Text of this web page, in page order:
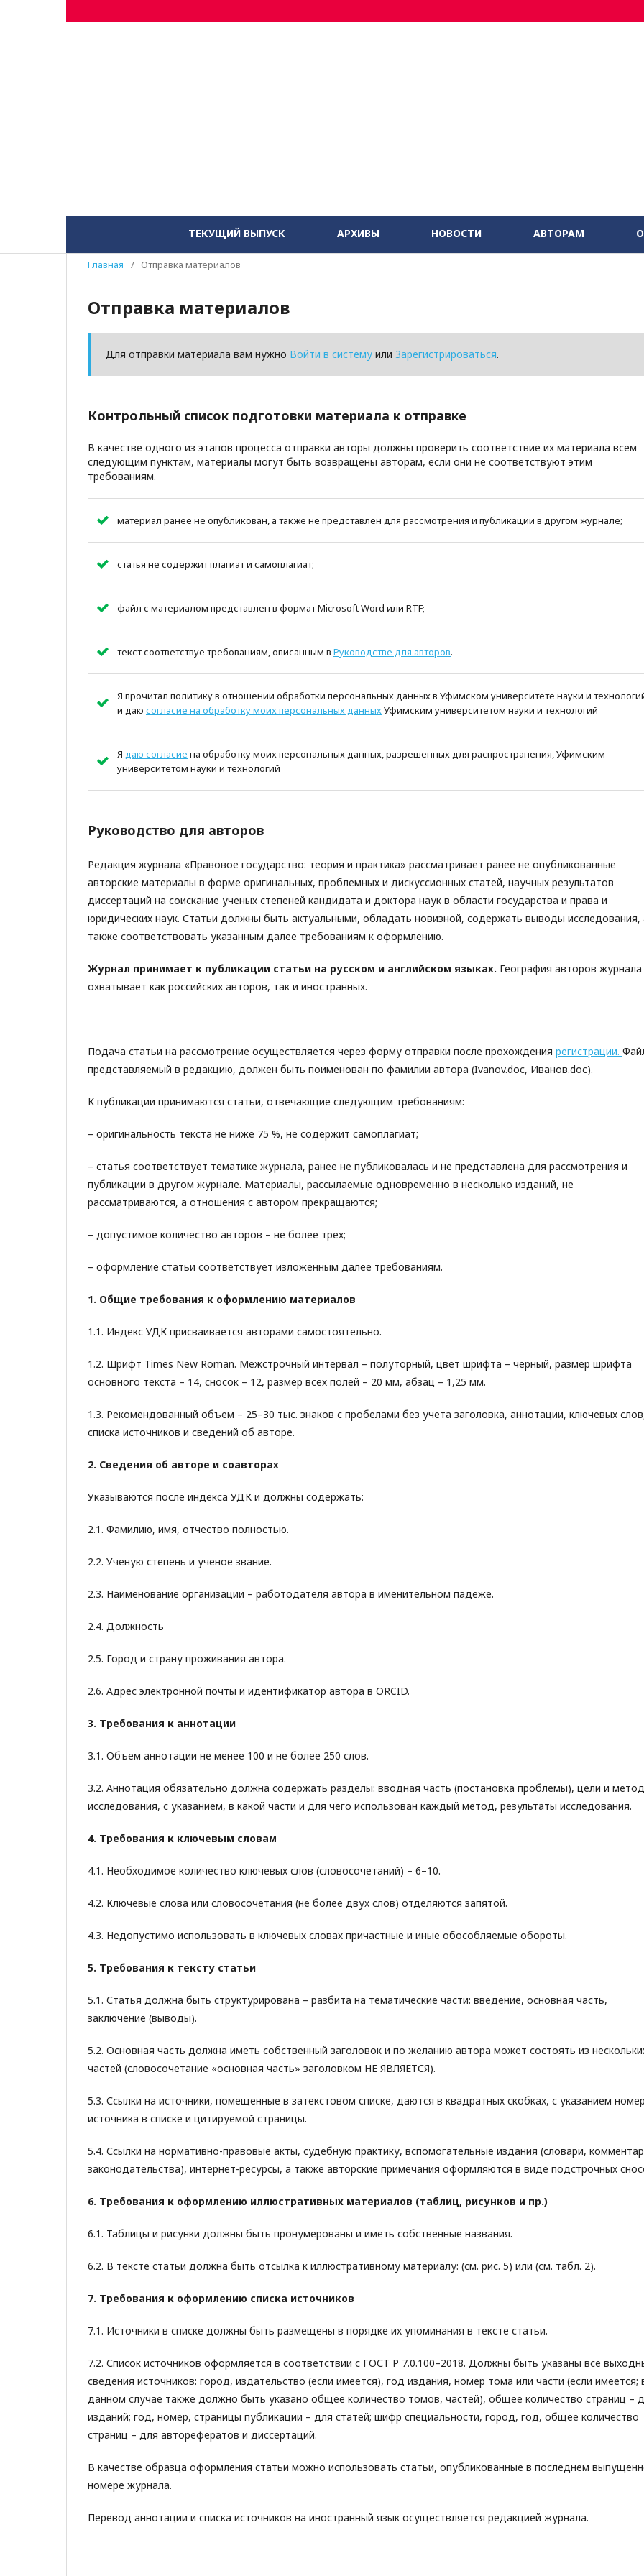
ТЕКУЩИЙ ВЫПУСК АРХИВЫ НОВОСТИ АВТОРАМ
Главная / Отправка материалов
Отправка материалов
Для отправки материала вам нужно Войти в систему или Зарегистрироваться.
Контрольный список подготовки материала к отправке
В качестве одного из этапов процесса отправки авторы должны проверить соответствие их материала всем
следующим пунктам, материалы могут быть возвращены авторам, если они не соответствуют этим
требованиям.
материал ранее не опубликован, а также не представлен для рассмотрения и публикации в другом журнале;
статья не содержит плагиат и самоплагиат;
файл с материалом представлен в формат Microsoft Word или RTF;
текст соответствуе требованиям, описанным в Руководстве для авторов.
Я прочитал политику в отношении обработки персональных данных в Уфимском университете науки и
и даю согласие на обработку моих персональных данныхУфимским университетом науки и технологий
Я даю согласие на обработку моих персональных данных, разрешенных для распространения, Уфимским
университетом науки и технологий
Руководство для авторов
Редакция журнала «Правовое государство: теория и практика» рассматривает ранее не опубликованные
авторские материалы в форме оригинальных, проблемных и дискуссионных статей, научных результатов
диссертаций на соискание ученых степеней кандидата и доктора наук в области государства и права и
юридических наук. Статьи должны быть актуальными, обладать новизной, содержать выводы исследования,
также соответствовать указанным далее требованиям к оформлению.
Журнал принимает к публикации статьи на русском и английском языках. География авторов журнала
охватывает как российских авторов, так и иностранных.
Подача статьи на рассмотрение осуществляется через форму отправки после прохождения регистрации.
представляемый в редакцию, должен быть поименован по фамилии автора (Ivanov.doc, Иванов.doc).
К публикации принимаются статьи, отвечающие следующим требованиям:
– оригинальность текста не ниже 75 %, не содержит самоплагиат;
– статья соответствует тематике журнала, ранее не публиковалась и не представлена для рассмотрения и
публикации в другом журнале. Материалы, рассылаемые одновременно в несколько изданий, не
рассматриваются, а отношения с автором прекращаются;
– допустимое количество авторов – не более трех;
– оформление статьи соответствует изложенным далее требованиям.
1. Общие требования к оформлению материалов
1.1. Индекс УДК присваивается авторами самостоятельно.
1.2. Шрифт Times New Roman. Межстрочный интервал – полуторный, цвет шрифта – черный, размер шрифта
основного текста – 14, сносок – 12, размер всех полей – 20 мм, абзац – 1,25 мм.
1.3. Рекомендованный объем – 25–30 тыс. знаков с пробелами без учета заголовка, аннотации, ключевых
списка источников и сведений об авторе.
2. Сведения об авторе и соавторах
Указываются после индекса УДК и должны содержать:
2.1. Фамилию, имя, отчество полностью.
2.2. Ученую степень и ученое звание.
2.3. Наименование организации – работодателя автора в именительном падеже.
2.4. Должность
2.5. Город и страну проживания автора.
2.6. Адрес электронной почты и идентификатор автора в ORCID.
3. Требования к аннотации
3.1. Объем аннотации не менее 100 и не более 250 слов.
3.2. Аннотация обязательно должна содержать разделы: вводная часть (постановка проблемы), цели и
исследования, с указанием, в какой части и для чего использован каждый метод, результаты исследования.
4. Требования к ключевым словам
4.1. Необходимое количество ключевых слов (словосочетаний) – 6–10.
4.2. Ключевые слова или словосочетания (не более двух слов) отделяются запятой.
4.3. Недопустимо использовать в ключевых словах причастные и иные обособляемые обороты.
5. Требования к тексту статьи
5.1. Статья должна быть структурирована – разбита на тематические части: введение, основная часть,
заключение (выводы).
5.2. Основная часть должна иметь собственный заголовок и по желанию автора может состоять из
частей (словосочетание «основная часть» заголовком НЕ ЯВЛЯЕТСЯ).
5.3. Ссылки на источники, помещенные в затекстовом списке, даются в квадратных скобках, с указанием
источника в списке и цитируемой страницы.
5.4. Ссылки на нормативно-правовые акты, судебную практику, вспомогательные издания (словари,
законодательства), интернет-ресурсы, а также авторские примечания оформляются в виде подстрочных
6. Требования к оформлению иллюстративных материалов (таблиц, рисунков и пр.)
6.1. Таблицы и рисунки должны быть пронумерованы и иметь собственные названия.
6.2. В тексте статьи должна быть отсылка к иллюстративному материалу: (см. рис. 5) или (см. табл. 2).
7. Требования к оформлению списка источников
7.1. Источники в списке должны быть размещены в порядке их упоминания в тексте статьи.
7.2. Список источников оформляется в соответствии с ГОСТ Р 7.0.100–2018. Должны быть указаны все
сведения источников: город, издательство (если имеется), год издания, номер тома или части (если имеется;
данном случае также должно быть указано общее количество томов, частей), общее количество страниц –
изданий; год, номер, страницы публикации – для статей; шифр специальности, город, год, общее количество
страниц – для авторефератов и диссертаций.
В качестве образца оформления статьи можно использовать статьи, опубликованные в последнем
номере журнала.
Перевод аннотации и списка источников на иностранный язык осуществляется редакцией журнала.